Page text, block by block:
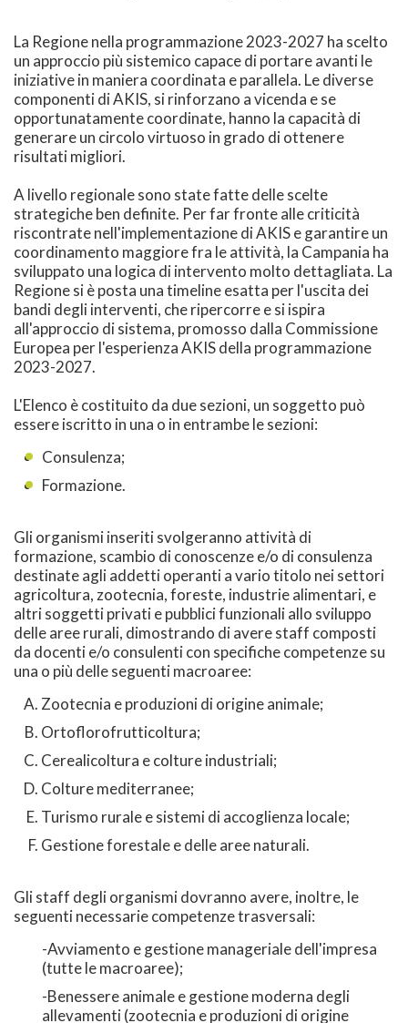
La Regione nella programmazione 2023-2027 ha scelto
un approccio più sistemico capace di portare avanti le
iniziative in maniera coordinata e parallela. Le diverse
componenti di AKIS, si rinforzano a vicenda e se
opportunatamente coordinate, hanno la capacità di
generare un circolo virtuoso in grado di ottenere
risultati migliori.
A livello regionale sono state fatte delle scelte
strategiche ben definite. Per far fronte alle criticità
riscontrate nell'implementazione di AKIS e garantire un
coordinamento maggiore fra le attività, la Campania ha
sviluppato una logica di intervento molto dettagliata. La
Regione si è posta una timeline esatta per l'uscita dei
bandi degli interventi, che ripercorre e si ispira
all'approccio di sistema, promosso dalla Commissione
Europea per l'esperienza AKIS della programmazione
2023-2027.
L'Elenco è costituito da due sezioni, un soggetto può
essere iscritto in una o in entrambe le sezioni:
Consulenza;
Formazione.
Gli organismi inseriti svolgeranno attività di
formazione, scambio di conoscenze e/o di consulenza
destinate agli addetti operanti a vario titolo nei settori
agricoltura, zootecnia, foreste, industrie alimentari, e
altri soggetti privati e pubblici funzionali allo sviluppo
delle aree rurali, dimostrando di avere staff composti
da docenti e/o consulenti con specifiche competenze su
una o più delle seguenti macroaree:
Zootecnia e produzioni di origine animale;
Ortoflorofrutticoltura;
Cerealicoltura e colture industriali;
Colture mediterranee;
Turismo rurale e sistemi di accoglienza locale;
Gestione forestale e delle aree naturali.
Gli staff degli organismi dovranno avere, inoltre, le
seguenti necessarie competenze trasversali:
-Avviamento e gestione manageriale dell'impresa
(tutte le macroaree);
-Benessere animale e gestione moderna degli
allevamenti (zootecnia e produzioni di origine